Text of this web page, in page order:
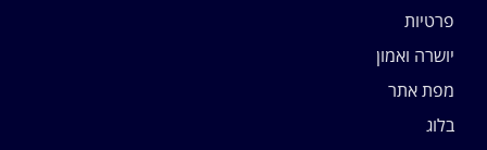
פרטיות
יושרה ואמון
מפת אתר
בלוג